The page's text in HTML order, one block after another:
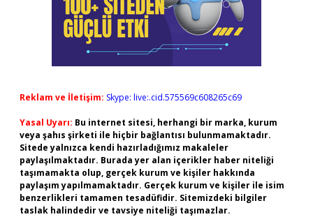
Reklam ve İletişim: Skype: live:.cid.575569c608265c69
Yasal Uyarı: Bu internet sitesi, herhangi bir marka, kurum
veya şahıs şirketi ile hiçbir bağlantısı bulunmamaktadır.
Sitede yalnızca kendi hazırladığımız makaleler
paylaşılmaktadır. Burada yer alan içerikler haber niteliği
taşımamakta olup, gerçek kurum ve kişiler hakkında
paylaşım yapılmamaktadır. Gerçek kurum ve kişiler ile isim
benzerlikleri tamamen tesadüfidir. Sitemizdeki bilgiler
taslak halindedir ve tavsiye niteliği taşımazlar.